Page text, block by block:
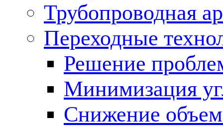
Трубопроводная
Переходные
Решение
Минимизация
Снижение